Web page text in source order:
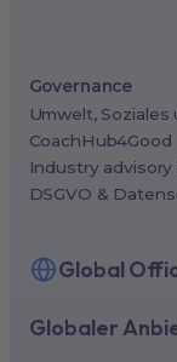
Globaler
Governance
Umwelt, Soziales
CoachHub4Good
Industry advisory
DSGVO &
Global
New York, USA